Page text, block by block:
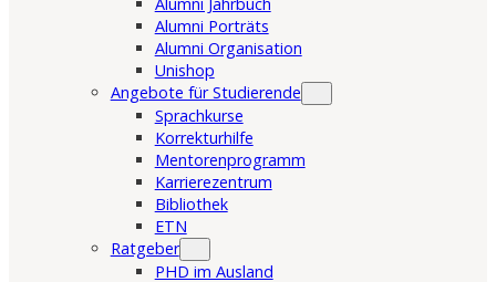
Alumni Porträts
Alumni Organisation
Unishop
Angebote für Studierende
Sprachkurse
Korrekturhilfe
Mentorenprogramm
Karrierezentrum
Bibliothek
ETN
Ratgeber
PHD im Ausland